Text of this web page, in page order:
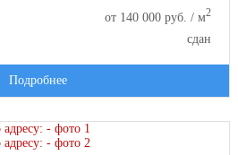
от 140 000 руб. / м2
сдан
Подробнее